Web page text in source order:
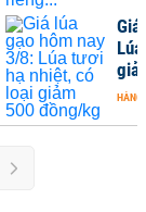
HÀNG